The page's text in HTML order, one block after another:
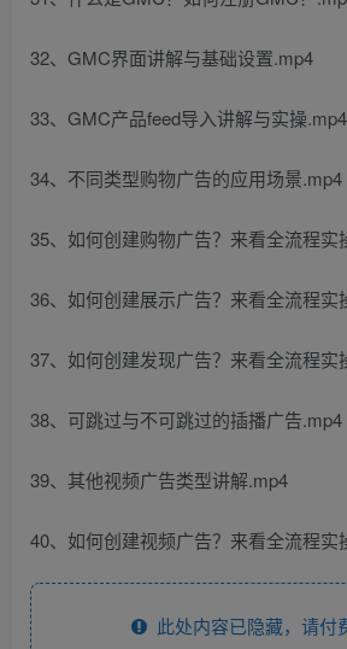
32、GMC界面讲解与基础设置.mp4
33、GMC产品feed导入讲解与实操.mp4
34、不同类型购物广告的应用场景.mp4
35、如何创建购物广告？来看全流程实
36、如何创建展示广告？来看全流程实
37、如何创建发现广告？来看全流程实
38、可跳过与不可跳过的插播广告.mp4
39、其他视频广告类型讲解.mp4
40、如何创建视频广告？来看全流程实
此处内容已隐藏，请付